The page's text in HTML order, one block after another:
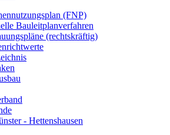
(FNP)
Bauleitplanverfahren
(rechtskräftig)
- Hettenshausen